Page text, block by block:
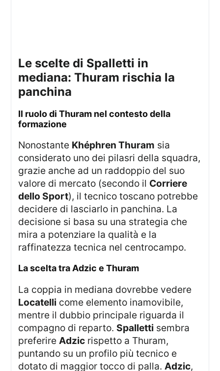
le scelte di Spalletti in
mediana: Thuram rischia la
panchina
Il ruolo di Thuram nel contesto della
formazione
Nonostante Khéphren Thuram sia
considerato uno dei pilasri della squadra,
grazie anche ad un raddoppio del suo
valore di mercato (secondo il Corriere
dello Sport), il tecnico toscano potrebbe
decidere di lasciarlo in panchina. La
decisione si basa su una strategia che
mira a potenziare la qualità e la
raffinatezza tecnica nel centrocampo.
La scelta tra Adzic e Thuram
La coppia in mediana dovrebbe vedere
Locatelli come elemento inamovibile,
mentre il dubbio principale riguarda il
compagno di reparto. Spalletti sembra
preferire Adzic rispetto a Thuram,
puntando su un profilo più tecnico e
dotato di maggior tocco di palla. Adzic,